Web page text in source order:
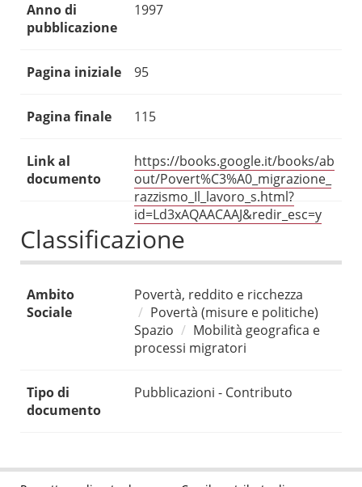
Anno di
pubblicazione
1997
Pagina iniziale 95
Pagina finale 115
Link al
documento
https://books.google.it/books/ab
out/Povert%C3%A0_migrazione_
razzismo_Il_lavoro_s.html?
id=Ld3xAQAACAAJ&redir_esc=y
Classificazione
Ambito
Sociale
Povertà, reddito e ricchezza
Povertà (misure e politiche)
Spazio
Mobilità geografica e
processi migratori
Tipo di
documento
Pubblicazioni - Contributo